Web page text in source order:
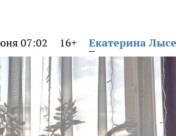
07:02 16+ Екатерина